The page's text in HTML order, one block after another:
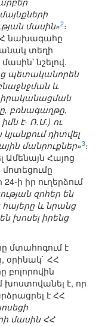
մասին»2։
ՀՀ նախագահը
տեղի
նշելով.
պետականորեն
և
իրականացման
բռնագաղթը,
է- Ռ.Մ.) ու
դիտվել
մանրուքներ»3։
Հայոց
ի իր ուղերձում
զոհեր են
և նրանց
խոսել իրենց
մտահոգում է
օրինակ` ՀՀ
բոլորովին
խոստովանել է, որ
է ՀՀ
մասին ՀՀ